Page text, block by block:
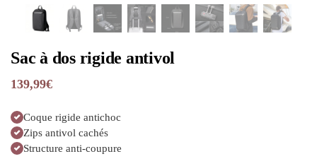
Sac à dos rigide antivol
139,99€
Coque rigide antichoc
Zips antivol cachés
Structure anti-coupure